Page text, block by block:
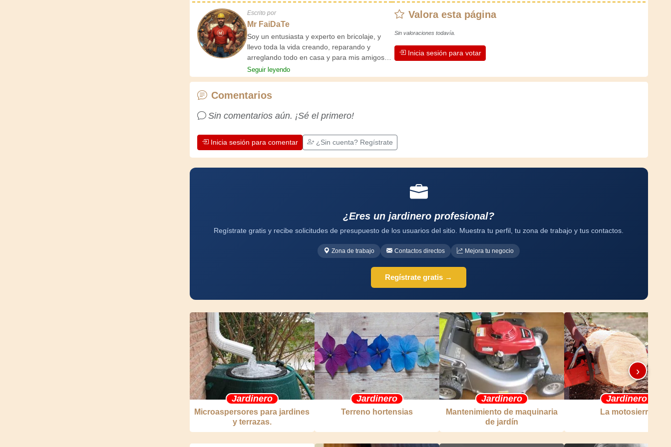
Escrito por
Mr FaiDaTe
Soy un entusiasta y experto en bricolaje, y
llevo toda la vida creando, reparando y
arreglando todo en casa y para mis amigos.
Mis abuelos me enseñaron lo básico desde
pequeño, y desde entonces he adquirido una
Te mantiene activo y alerta, y te hace
profesionales ponen en su trabajo.
oportunidad para mejorar. ¡Diviértete!
Seguir leyendo
Valora esta página
Sin valoraciones todavía.
Inicia sesión para votar
Comentarios
Sin comentarios aún. ¡Sé el primero!
Inicia sesión para comentar ¿Sin cuenta? Regístrate
¿Eres un jardinero profesional?
Regístrate gratis y recibe solicitudes de presupuesto de los usuarios del sitio. Muestra tu perfil, tu zona de trabajo y tus contactos.
Zona de trabajo Contactos directos Mejora tu negocio
Regístrate gratis →
Jardinero
Microaspersores para jardines
y terrazas.
Jardinero
Terreno hortensias
Jardinero
Mantenimiento de maquinaria
de jardín
Jardinero
La motosierra
›